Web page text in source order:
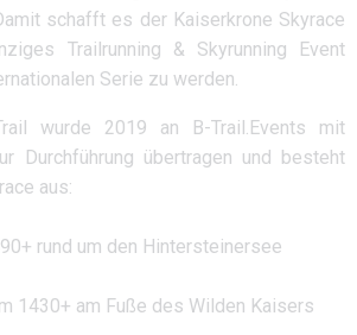
schafft es der Kaiserkrone Skyrace
Trailrunning & Skyrunning Event
Serie zu werden.
wurde 2019 an B-Trail.Events mit
Durchführung übertragen und besteht
aus:
rund um den Hintersteinersee
1430+ am Fuße des Wilden Kaisers